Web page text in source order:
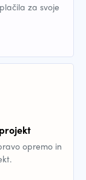
za svoje
opremo in